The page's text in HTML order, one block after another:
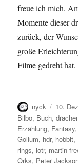
freue ich mich.
Momente dieser
zurück, der
große
Filme gedreht hat.
Autor
nyck
am
10.
Bilbo, Buch,
Erzählung, Fantasy,
Gollum, hdr, hobbit,
rings, lotr, martin
Orks, Peter